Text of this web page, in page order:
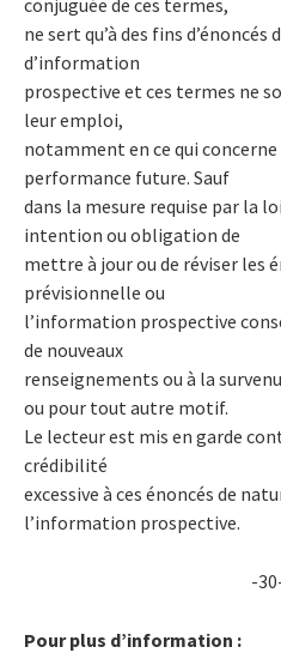
ne sert qu’à des fins
d’information
prospective et ces termes ne
leur emploi,
notamment en ce qui
performance future. Sauf
dans la mesure requise par la
intention ou obligation de
mettre à jour ou de réviser les
prévisionnelle ou
l’information prospective
de nouveaux
renseignements ou à la
ou pour tout autre motif.
Le lecteur est mis en garde
crédibilité
excessive à ces énoncés de
l’information prospective.
-
Pour plus d’information :